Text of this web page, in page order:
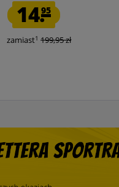
14.95
zamiast1 199,95 zł